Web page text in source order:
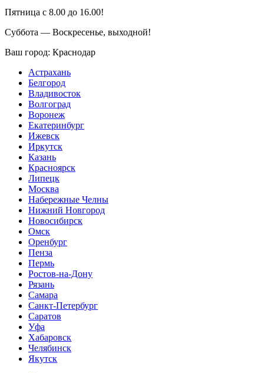
Пятница с 8.00 до 16.00!
Суббота — Воскресенье, выходной!
Ваш город: Краснодар
Астрахань
Белгород
Владивосток
Волгоград
Воронеж
Екатеринбург
Ижевск
Иркутск
Казань
Красноярск
Липецк
Москва
Набережные Челны
Нижний Новгород
Новосибирск
Омск
Оренбург
Пенза
Пермь
Ростов-на-Дону
Рязань
Самара
Санкт-Петербург
Саратов
Уфа
Хабаровск
Челябинск
Якутск